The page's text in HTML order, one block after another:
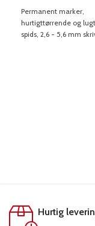
Permanent marker,
hurtigttørrende og
spids, 2,6 - 5,6 mm
Hurtig